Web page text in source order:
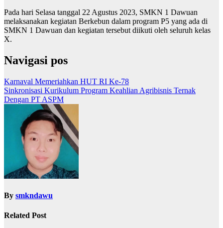
Pada hari Selasa tanggal 22 Agustus 2023, SMKN 1 Dawuan
melaksanakan kegiatan Berkebun dalam program P5 yang ada di
SMKN 1 Dawuan dan kegiatan tersebut diikuti oleh seluruh kelas
X.
Navigasi pos
Karnaval Memeriahkan HUT RI Ke-78
Sinkronisasi Kurikulum Program Keahlian Agribisnis Ternak
Dengan PT ASPM
By smkndawu
Related Post